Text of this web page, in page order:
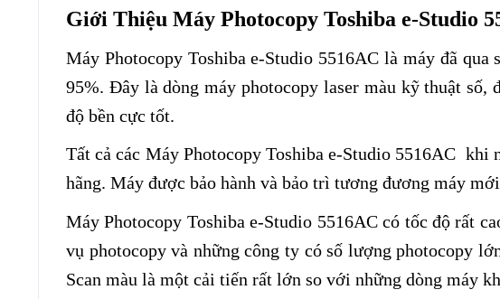
Giới Thiệu Máy Photocopy Toshiba e-Studio
Máy Photocopy Toshiba e-Studio 5516AC là máy đã qua
95%. Đây là dòng máy photocopy laser màu kỹ thuật
độ bền cực tốt.
Tất cả các Máy Photocopy Toshiba e-Studio 5516AC khi
hãng. Máy được bảo hành và bảo trì tương đương máy
Máy Photocopy Toshiba e-Studio 5516ACcó tốc độ rất
vụ photocopy và những công ty có số lượng photocopy
Scan màu là một cải tiến rất lớn so với những dòng máy